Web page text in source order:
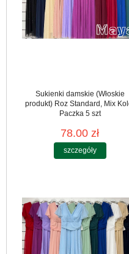
Sukienki damskie (Włoskie
produkt) Roz Standard, Mix
Paczka 5 szt
78.00 zł
szczegóły